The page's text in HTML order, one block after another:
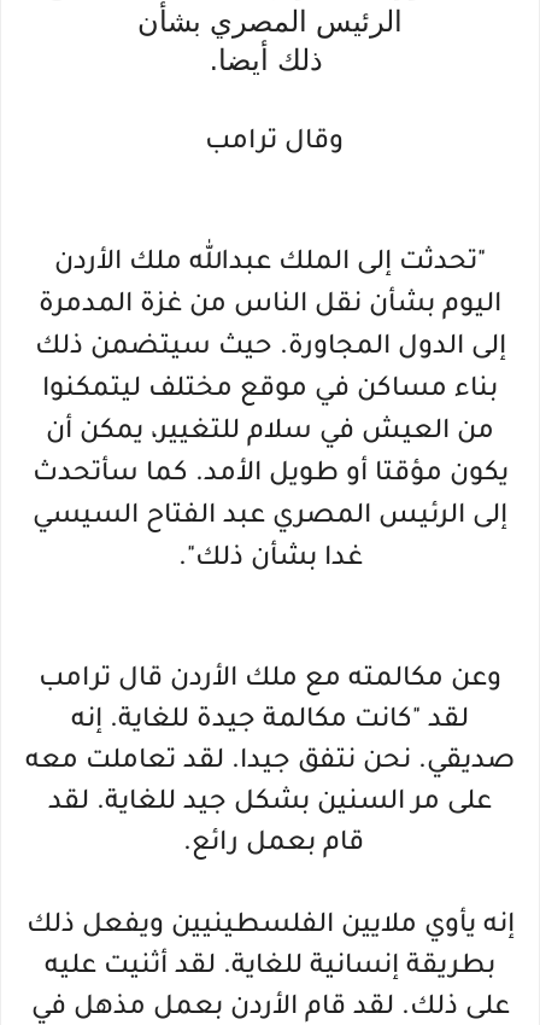
الرئيس المصري بشأن
ذلك أيضا.
وقال ترامب
"تحدثت إلى الملك عبدالله ملك الأردن
اليوم بشأن نقل الناس من غزة المدمرة
إلى الدول المجاورة. حيث سيتضمن ذلك
بناء مساكن في موقع مختلف ليتمكنوا
من العيش في سلام للتغيير، يمكن أن
يكون مؤقتا أو طويل الأمد. كما سأتحدث
إلى الرئيس المصري عبد الفتاح السيسي
غدا بشأن ذلك".
وعن مكالمته مع ملك الأردن قال ترامب
لقد "كانت مكالمة جيدة للغاية. إنه
صديقي. نحن نتفق جيدا. لقد تعاملت معه
على مر السنين بشكل جيد للغاية. لقد
قام بعمل رائع.
إنه يأوي ملايين الفلسطينيين ويفعل ذلك
بطريقة إنسانية للغاية. لقد أثنيت عليه
على ذلك. لقد قام الأردن بعمل مذهل في